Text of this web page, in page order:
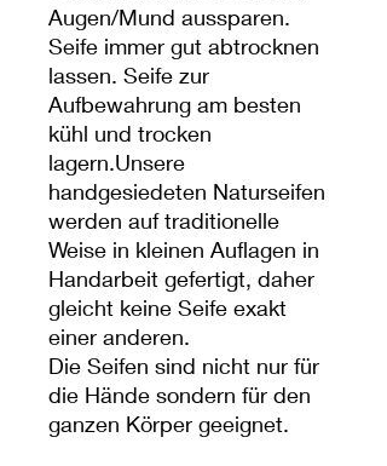
Augen/Mund aussparen.
Seife immer gut abtrocknen
lassen. Seife zur
Aufbewahrung am besten
kühl und trocken
lagern.Unsere
handgesiedeten Naturseifen
werden auf traditionelle
Weise in kleinen Auflagen in
Handarbeit gefertigt, daher
gleicht keine Seife exakt
einer anderen.
Die Seifen sind nicht nur für
die Hände sondern für den
ganzen Körper geeignet.